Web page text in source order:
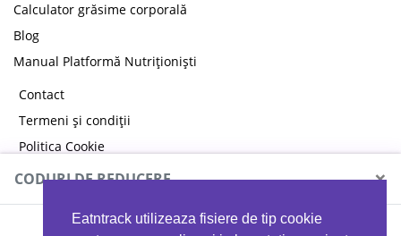
Eatntrack utilizeaza fisiere de tip cookie
Calculator grăsime corporală
Blog
Manual Platformă Nutriționiști
Contact
Termeni și condiții
Politica Cookie
Politica de confidențialitate
CODURI DE REDUCERE ×